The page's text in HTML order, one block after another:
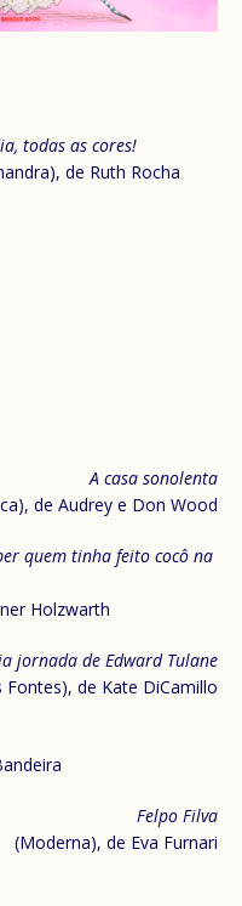
todas as cores!
de Ruth Rocha
A casa sonolenta
de Audrey e Don Wood
quem tinha feito cocô na
Holzwarth
jornada de Edward Tulane
Fontes), de Kate DiCamillo
Felpo Filva
(Moderna), de Eva Furnari